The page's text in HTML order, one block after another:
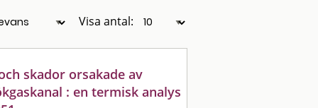
Visa antal:
skador orsakade av
: en termisk analys